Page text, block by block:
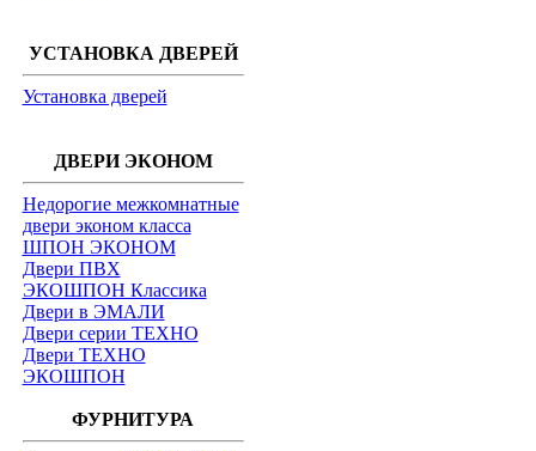
УСТАНОВКА ДВЕРЕЙ
Установка дверей
ДВЕРИ ЭКОНОМ
Недорогие межкомнатные
двери эконом класса
ШПОН ЭКОНОМ
Двери ПВХ
ЭКОШПОН Классика
Двери в ЭМАЛИ
Двери серии ТЕХНО
Двери ТЕХНО
ЭКОШПОН
ФУРНИТУРА